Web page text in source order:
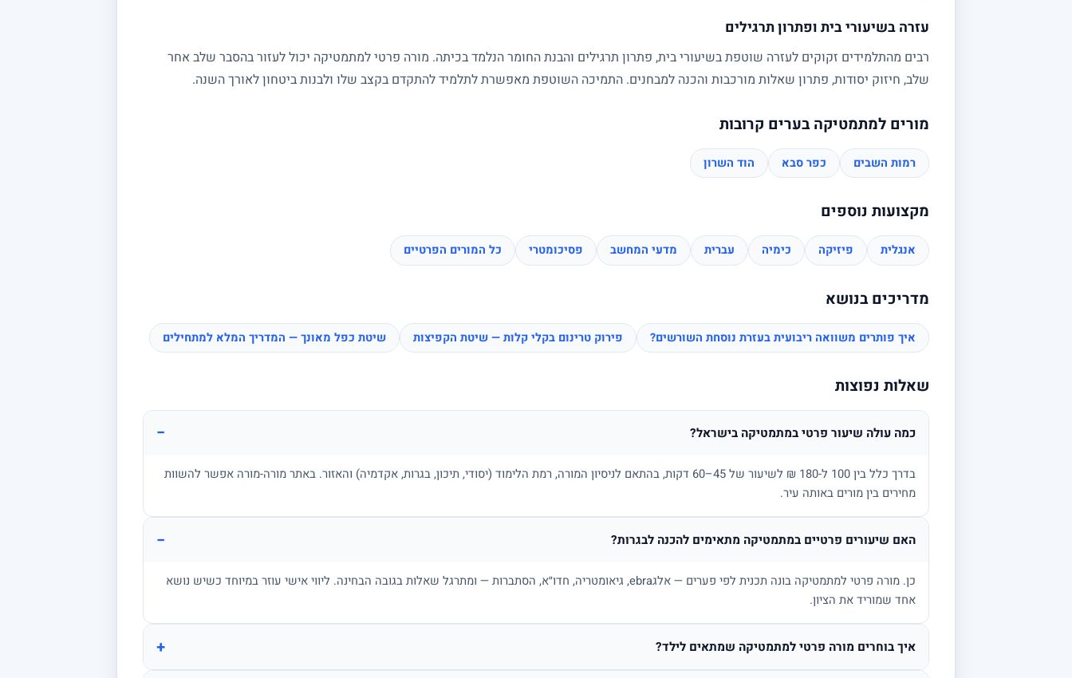
עזרה בשיעורי בית ופתרון תרגילים
רבים מהתלמידים זקוקים לעזרה שוטפת בשיעורי בית, פתרון תרגילים והבנת החומר הנלמד בכיתה. מורה פרטי למתמטיקה יכול לעזור בהסבר שלב אחר
שלב, חיזוק יסודות, פתרון שאלות מורכבות והכנה למבחנים. התמיכה השוטפת מאפשרת לתלמיד להתקדם בקצב שלו ולבנות ביטחון לאורך השנה.
מורים למתמטיקה בערים קרובות
רמות השבים כפר סבא הוד השרון
מקצועות נוספים
אנגלית פיזיקה כימיה עברית מדעי המחשב פסיכומטרי כל המורים הפרטיים
מדריכים בנושא
איך פותרים משוואה ריבועית בעזרת נוסחת השורשים? פירוק טרינום בקלי קלות — שיטת הקפיצות שיטת כפל מאונך — המדריך המלא למתחילים
שאלות נפוצות
כמה עולה שיעור פרטי במתמטיקה בישראל? −
בדרך כלל בין 100 ל-180 ₪ לשיעור של 45–60 דקות, בהתאם לניסיון המורה, רמת הלימוד (יסודי, תיכון, בגרות, אקדמיה) והאזור. באתר מורה-מורה אפשר להשוות
מחירים בין מורים באותה עיר.
האם שיעורים פרטיים במתמטיקה מתאימים להכנה לבגרות? −
כן. מורה פרטי למתמטיקה בונה תכנית לפי פערים — אלגebra, גיאומטריה, חדו״א, הסתברות — ומתרגל שאלות בגובה הבחינה. ליווי אישי עוזר במיוחד כשיש נושא
אחד שמוריד את הציון.
איך בוחרים מורה פרטי למתמטיקה שמתאים לילד? +